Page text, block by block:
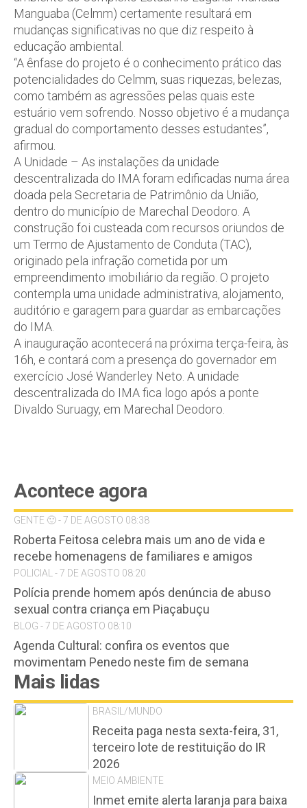
Manguaba (Celmm) certamente resultará em
mudanças significativas no que diz respeito à
educação ambiental.
“A ênfase do projeto é o conhecimento prático das
potencialidades do Celmm, suas riquezas, belezas,
como também as agressões pelas quais este
estuário vem sofrendo. Nosso objetivo é a mudança
gradual do comportamento desses estudantes”,
afirmou.
A Unidade – As instalações da unidade
descentralizada do IMA foram edificadas numa área
doada pela Secretaria de Patrimônio da União,
dentro do município de Marechal Deodoro. A
construção foi custeada com recursos oriundos de
um Termo de Ajustamento de Conduta (TAC),
originado pela infração cometida por um
empreendimento imobiliário da região. O projeto
contempla uma unidade administrativa, alojamento,
auditório e garagem para guardar as embarcações
do IMA.
A inauguração acontecerá na próxima terça-feira, às
16h, e contará com a presença do governador em
exercício José Wanderley Neto. A unidade
descentralizada do IMA fica logo após a ponte
Divaldo Suruagy, em Marechal Deodoro.
Acontece agora
GENTE 🙂 - 7 DE AGOSTO 08:38
Roberta Feitosa celebra mais um ano de vida e
recebe homenagens de familiares e amigos
POLICIAL - 7 DE AGOSTO 08:20
Polícia prende homem após denúncia de abuso
sexual contra criança em Piaçabuçu
BLOG - 7 DE AGOSTO 08:10
Agenda Cultural: confira os eventos que
movimentam Penedo neste fim de semana
Mais lidas
BRASIL/MUNDO
Receita paga nesta sexta-feira, 31,
terceiro lote de restituição do IR
2026
MEIO AMBIENTE
Inmet emite alerta laranja para baixa